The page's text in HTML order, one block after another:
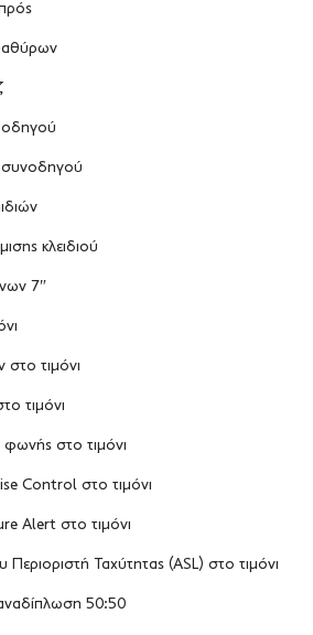
οδηγού
συνοδηγού
κλειδιού
7″
τιμόνι
τιμόνι
στο τιμόνι
Control στο τιμόνι
Alert στο τιμόνι
Περιοριστή Ταχύτητας (ASL) στο τιμόνι
50:50